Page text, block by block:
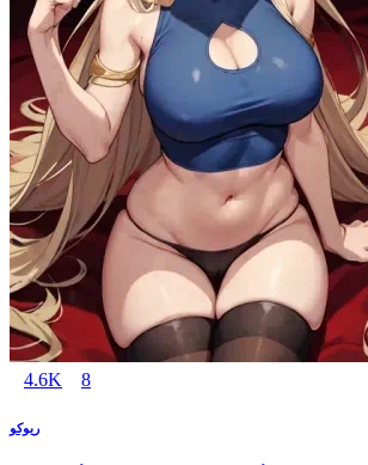
4.6K 8
ريوكو